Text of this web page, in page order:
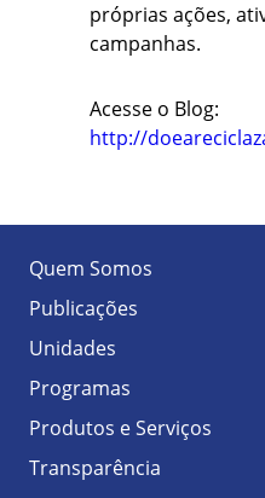
próprias ações,
campanhas.
Acesse o Blog:
http://
Quem Somos
Publicações
Unidades
Programas
Produtos e Serviços
Transparência